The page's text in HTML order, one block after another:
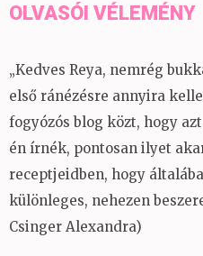
OLVASÓI VÉLEMÉNY
„Kedves Reya, nemrég
első ránézésre annyira
fogyózós blog közt, hogy
én írnék, pontosan ilyet
receptjeidben, hogy
különleges, nehezen
Csinger Alexandra)